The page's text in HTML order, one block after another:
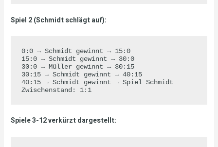
Spiel 2 (Schmidt schlägt auf):
0:0 → Schmidt gewinnt → 15:0
15:0 → Schmidt gewinnt → 30:0
30:0 → Müller gewinnt → 30:15
30:15 → Schmidt gewinnt → 40:15
40:15 → Schmidt gewinnt → Spiel Schmidt
Zwischenstand: 1:1
Spiele 3-12 verkürzt dargestellt: